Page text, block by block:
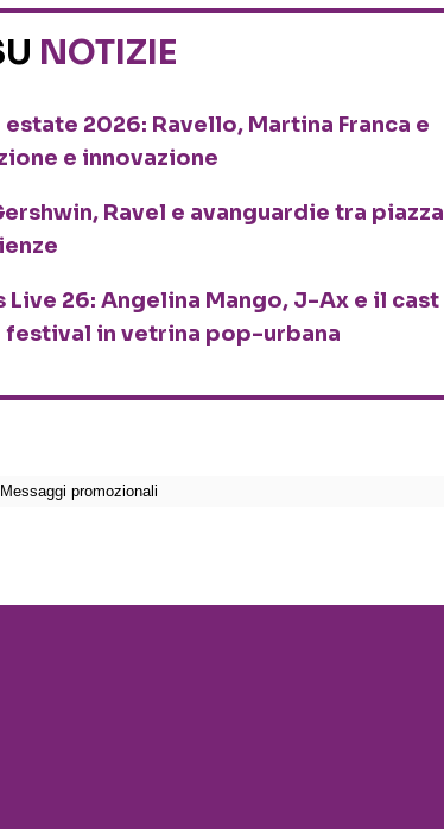
NOTIZIE
2026: Ravello, Martina Franca e
e innovazione
Ravel e avanguardie tra piazza
Live 26: Angelina Mango, J-Ax e il cast
in vetrina pop-urbana